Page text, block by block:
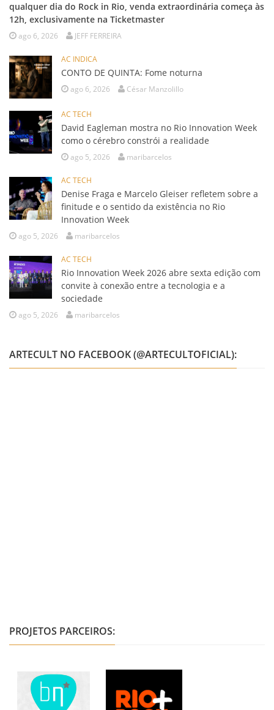
qualquer dia do Rock in Rio, venda extraordinária começa às
12h, exclusivamente na Ticketmaster
ago 6, 2026 JEFF FERREIRA
AC INDICA
CONTO DE QUINTA: Fome noturna
ago 6, 2026 César Manzolillo
AC TECH
David Eagleman mostra no Rio Innovation Week
como o cérebro constrói a realidade
ago 5, 2026 maribarcelos
AC TECH
Denise Fraga e Marcelo Gleiser refletem sobre a
finitude e o sentido da existência no Rio
Innovation Week
ago 5, 2026 maribarcelos
AC TECH
Rio Innovation Week 2026 abre sexta edição com
convite à conexão entre a tecnologia e a
sociedade
ago 5, 2026 maribarcelos
ARTECULT NO FACEBOOK (@ARTECULTOFICIAL):
PROJETOS PARCEIROS: